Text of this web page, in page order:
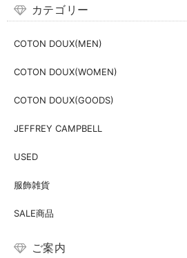
カテゴリー
COTON DOUX(MEN)
COTON DOUX(WOMEN)
COTON DOUX(GOODS)
JEFFREY CAMPBELL
USED
服飾雑貨
SALE商品
ご案内